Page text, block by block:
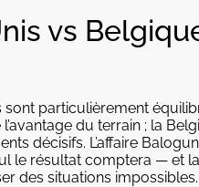
vs
particulièrement
du terrain ; la
décisifs. L’affaire
le résultat comptera — et
des situations impossibles.